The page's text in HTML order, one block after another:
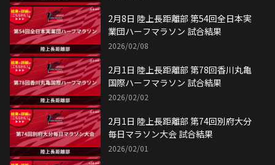
2月8日 陸上長距離部 第54回全日本実
業団ハーフマラソン 試合結果
2026/02/08
2月1日 陸上長距離部 第78回香川丸亀
国際ハーフマラソン 試合結果
2026/02/02
2月1日 陸上長距離部 第74回別府大分
毎日マラソン大会 試合結果
2026/02/01